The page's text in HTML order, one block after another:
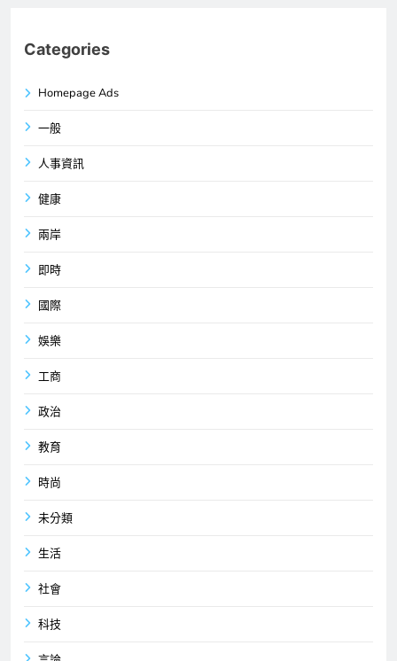
Categories
Homepage Ads
一般
人事資訊
健康
兩岸
即時
國際
娛樂
工商
政治
教育
時尚
未分類
生活
社會
科技